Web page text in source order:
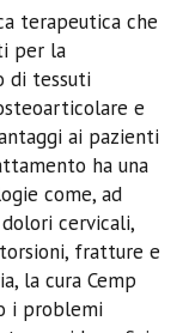
terapeutica che
per la
di tessuti
e
ai pazienti
ha una
come, ad
cervicali,
fratture e
la cura Cemp
i problemi